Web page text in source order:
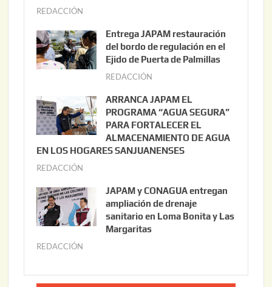
REDACCIÓN
o
s
t
3
,
2
0
Entrega JAPAM restauración
del bordo de regulación en el
Ejido de Puerta de Palmillas
REDACCIÓN
i
o
2
2
0
ARRANCA JAPAM EL
PROGRAMA “AGUA SEGURA”
PARA FORTALECER EL
ALMACENAMIENTO DE AGUA
EN LOS HOGARES SANJUANENSES
REDACCIÓN
l
i
o
,
JAPAM y CONAGUA entregan
ampliación de drenaje
sanitario en Loma Bonita y Las
Margaritas
REDACCIÓN
l